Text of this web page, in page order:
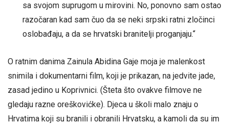
sa svojom suprugom u mirovini. No, ponovno sam ostao
razočaran kad sam čuo da se neki srpski ratni zločinci
oslobađaju, a da se hrvatski branitelji proganjaju.“
O ratnim danima Zainula Abidina Gaje moja je malenkost
snimila i dokumentarni film, koji je prikazan, na jedvite jade,
zasad jedino u Koprivnici. (Šteta što ovakve filmove ne
gledaju razne oreškovićke). Djeca u školi malo znaju o
Hrvatima koji su branili i obranili Hrvatsku, a kamoli da su im